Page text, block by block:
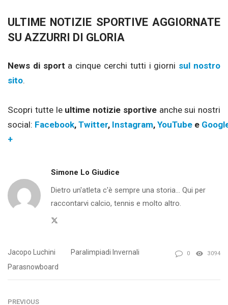
ULTIME NOTIZIE SPORTIVE AGGIORNATE
SU AZZURRI DI GLORIA
News di sport a cinque cerchi tutti i giorni sul nostro
sito.
Scopri tutte le ultime notizie sportiveanche sui nostri
social: Facebook, Twitter, Instagram, YouTube e
+
Simone Lo Giudice
Dietro un'atleta c'è sempre una storia... Qui per
raccontarvi calcio, tennis e molto altro.
Jacopo Luchini
Paralimpiadi Invernali
Parasnowboard
0 3094
PREVIOUS